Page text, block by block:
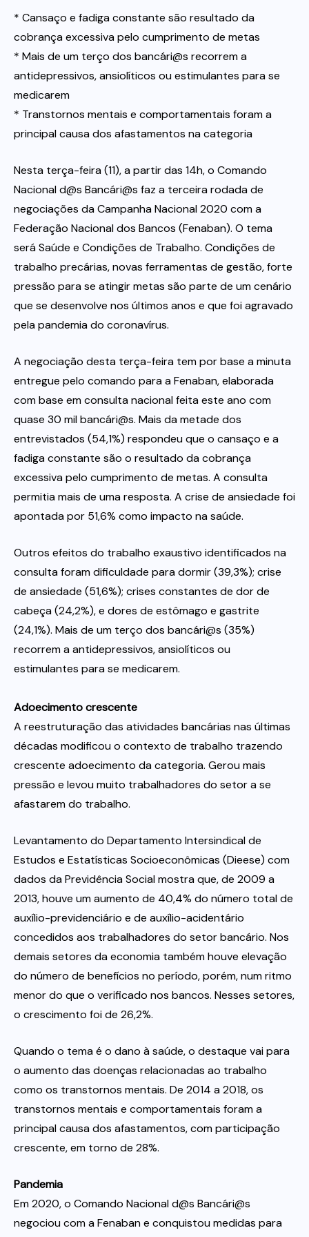
Itau
Financeiras e Cooperativas
* Cansaço e fadiga constante são resultado da
cobrança excessiva pelo cumprimento de metas
* Mais de um terço dos bancári@s recorrem a
antidepressivos, ansiolíticos ou estimulantes para se
medicarem
* Transtornos mentais e comportamentais foram a
principal causa dos afastamentos na categoria
Nesta terça-feira (11), a partir das 14h, o Comando
Nacional d@s Bancári@s faz a terceira rodada de
negociações da Campanha Nacional 2020 com a
Federação Nacional dos Bancos (Fenaban). O tema
será Saúde e Condições de Trabalho. Condições de
trabalho precárias, novas ferramentas de gestão, forte
pressão para se atingir metas são parte de um cenário
que se desenvolve nos últimos anos e que foi agravado
pela pandemia do coronavírus.
A negociação desta terça-feira tem por base a minuta
entregue pelo comando para a Fenaban, elaborada
com base em consulta nacional feita este ano com
quase 30 mil bancári@s. Mais da metade dos
entrevistados (54,1%) respondeu que o cansaço e a
fadiga constante são o resultado da cobrança
excessiva pelo cumprimento de metas. A consulta
permitia mais de uma resposta. A crise de ansiedade foi
apontada por 51,6% como impacto na saúde.
Outros efeitos do trabalho exaustivo identificados na
consulta foram dificuldade para dormir (39,3%); crise
de ansiedade (51,6%); crises constantes de dor de
cabeça (24,2%), e dores de estômago e gastrite
(24,1%). Mais de um terço dos bancári@s (35%)
recorrem a antidepressivos, ansiolíticos ou
estimulantes para se medicarem.
Adoecimento crescente
A reestruturação das atividades bancárias nas últimas
décadas modificou o contexto de trabalho trazendo
crescente adoecimento da categoria. Gerou mais
pressão e levou muito trabalhadores do setor a se
afastarem do trabalho.
Levantamento do Departamento Intersindical de
Estudos e Estatísticas Socioeconômicas (Dieese) com
dados da Previdência Social mostra que, de 2009 a
2013, houve um aumento de 40,4% do número total de
auxílio-previdenciário e de auxílio-acidentário
concedidos aos trabalhadores do setor bancário. Nos
demais setores da economia também houve elevação
do número de benefícios no período, porém, num ritmo
menor do que o verificado nos bancos. Nesses setores,
o crescimento foi de 26,2%.
Quando o tema é o dano à saúde, o destaque vai para
o aumento das doenças relacionadas ao trabalho
como os transtornos mentais. De 2014 a 2018, os
transtornos mentais e comportamentais foram a
principal causa dos afastamentos, com participação
crescente, em torno de 28%.
Pandemia
Em 2020, o Comando Nacional d@s Bancári@s
negociou com a Fenaban e conquistou medidas para